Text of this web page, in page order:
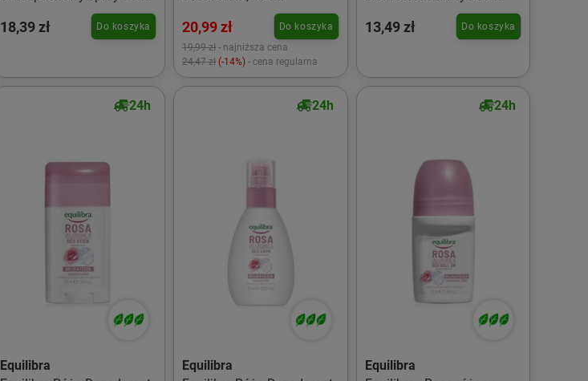
18,39 zł Do koszyka 20,99 zł
Do koszyka
19,99 zł - najniższa cena
24,47 zł (-14%) - cena regularna
13,49 zł Do koszyka
24h
Equilibra
24h
Equilibra
24h
Equilibra